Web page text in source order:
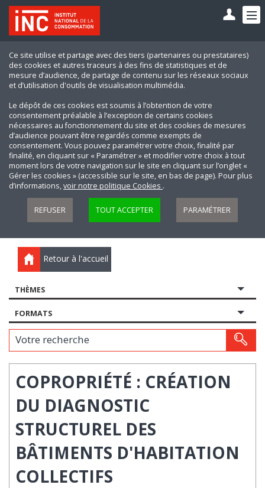
Ce site utilise et partage avec des tiers (partenaires ou prestataires)
des cookies et autres traceurs à des fins de statistiques et de
mesure d’audience, de partage de contenu sur les réseaux sociaux
et d’utilisation d'outils de visualisation multimédia.
Le dépôt de ces cookies est soumis à l’obtention de votre
consentement préalable à l’exception de certains cookies
nécessaires au fonctionnement du site et des cookies de mesures
d’audience pouvant être regardés comme exempts de
consentement. Vous pouvez paramétrer votre choix, finalité par
finalité, en cliquant sur « Paramétrer » et modifier votre choix à tout
moment lors de votre navigation sur le site en cliquant sur l’onglet «
Gérer les cookies » (accessible sur le site, en bas de page). Pour plus
d’informations,voir notre politique Cookies .
REFUSER TOUT ACCEPTER PARAMÉTRER
Retour à l'accueil
THÈMES
FORMATS
Votre recherche
COPROPRIÉTÉ : CRÉATION
DU DIAGNOSTIC
STRUCTUREL DES
BÂTIMENTS D'HABITATION
COLLECTIFS